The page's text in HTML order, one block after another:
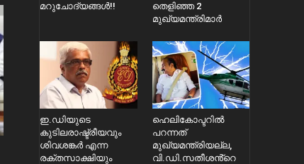
മറുചോദ്യങ്ങൾ!!
തെളിഞ്ഞ 2
മുഖ്യമന്ത്രിമാർ
ഇ.ഡിയുടെ
കുടിലരാഷ്ട്രീയവും
ശിവശങ്കർ എന്ന
രക്തസാക്ഷിയും
ഹെലികോപ്ടറിൽ
പറന്നത്
മുഖ്യമന്ത്രിയല്ല,
വി.ഡി.സതീശൻ്റെ